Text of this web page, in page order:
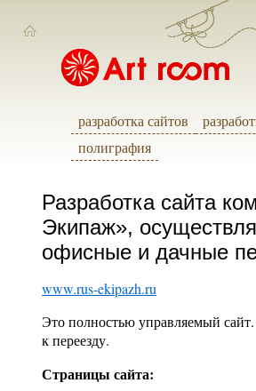
разработка сайтов
полиграфия
Разработка сайта
Экипаж»,
офисные и дачные
www.rus-ekipazh.ru
Это полностью управляемый сайт.
к переезду.
Страницы сайта: